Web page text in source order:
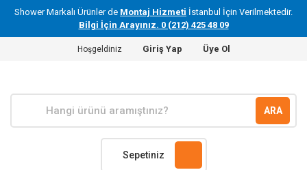
Shower Markalı Ürünler de Montaj Hizmeti İstanbul İçin Verilmektedir.
Bilgi İçin Arayınız. 0 (212) 425 48 09
Hoşgeldiniz Giriş Yap Üye Ol
ARA
Sepetiniz